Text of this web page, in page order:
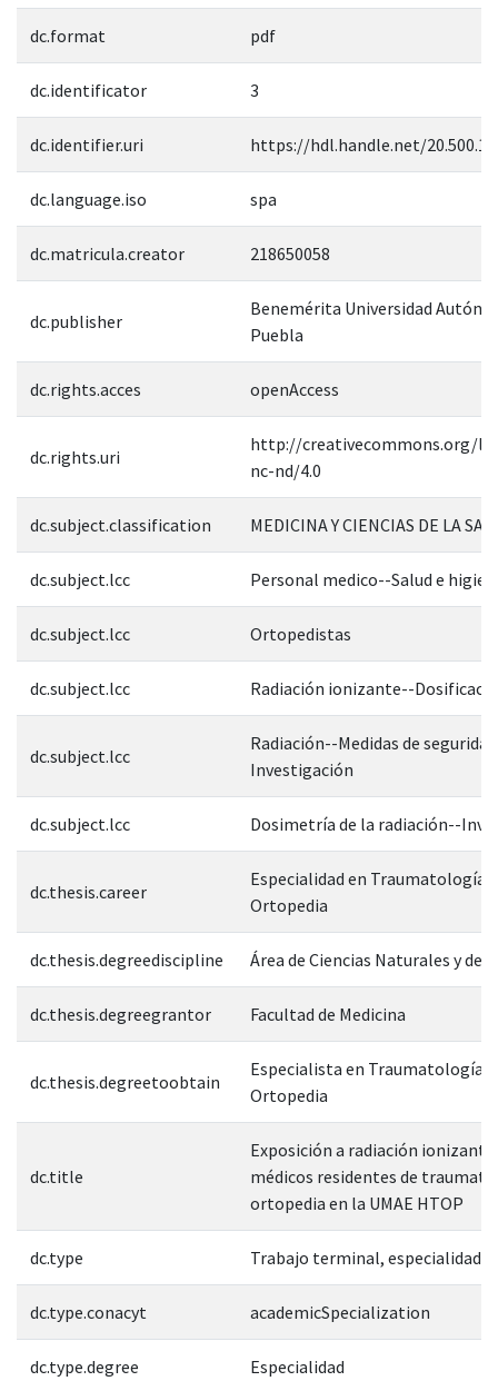
dc.format pdf
dc.identificator 3
dc.identifier.uri https://hdl.handle.net/
dc.language.iso spa
dc.matricula.creator 218650058
dc.publisher
Benemérita Universidad
Puebla
dc.rights.acces openAccess
dc.rights.uri
http://creativecommons.org/
nc-nd/4.0
dc.subject.classification MEDICINA Y CIENCIAS DE LA
dc.subject.lcc Personal medico--Salud e
dc.subject.lcc Ortopedistas
dc.subject.lcc Radiación ionizante--
dc.subject.lcc
Radiación--Medidas de
Investigación
dc.subject.lcc Dosimetría de la radiación--
dc.thesis.career
Especialidad en Traumatología y
Ortopedia
dc.thesis.degreediscipline Área de Ciencias Naturales y de
dc.thesis.degreegrantor Facultad de Medicina
dc.thesis.degreetoobtain
Especialista en Traumatología y
Ortopedia
dc.title
Exposición a radiación ionizante
médicos residentes de
ortopedia en la UMAE HTOP
dc.type Trabajo terminal, especialidad
dc.type.conacyt academicSpecialization
dc.type.degree Especialidad